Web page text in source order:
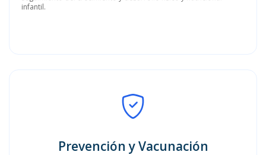
infantil.
Prevención y Vacunación